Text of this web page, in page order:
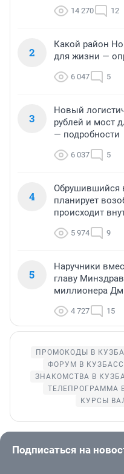
14 270 12
2
Какой район
для жизни —
6 047 5
3
Новый
рублей и мост
— подробности
6 037 5
4
Обрушившийся
планирует
происходит
5 974 9
5
Наручники
главу
миллионера
4 727 15
ПРОМОКОДЫ В
ФОРУМ В
ЗНАКОМСТВА В
ТЕЛЕПРОГРАММА
КУРСЫ
Подписаться на